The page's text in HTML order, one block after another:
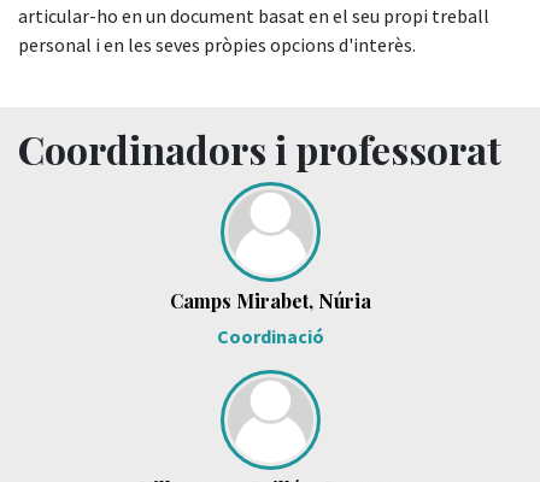
articular-ho en un document basat en el seu propi treball
personal i en les seves pròpies opcions d'interès.
Coordinadors i professorat
Camps Mirabet, Núria
Coordinació